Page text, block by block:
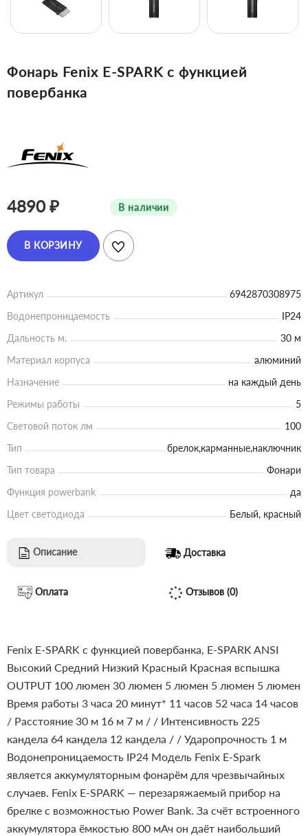
Фонарь Fenix E-SPARK с функцией
повербанка
4890 ₽ В наличии
В КОРЗИНУ
Артикул
6942870308975
Водонепроницаемость
IP24
Дальность м.
30 м
Материал корпуса
алюминий
Назначение
на каждый день
Режимы работы
5
Световой поток лм
100
Тип
брелок,карманные,наключник
Тип товара
Фонари
Функция powerbank
да
Цвет светодиода
Белый, красный
Описание Доставка
Оплата Отзывов (0)
Fenix E-SPARK с функцией повербанка, E-SPARK ANSI
Высокий Средний Низкий Красный Красная вспышка
OUTPUT 100 люмен 30 люмен 5 люмен 5 люмен 5 люмен
Время работы 3 часа 20 минут* 11 часов 52 часа 14 часов
/ Расстояние 30 м 16 м 7 м / / Интенсивность 225
кандела 64 кандела 12 кандела / / Ударопрочность 1 м
Водонепроницаемость IP24 Модель Fenix E-Spark
является аккумуляторным фонарём для чрезвычайных
случаев. Fenix E-SPARK — перезаряжаемый прибор на
брелке с возможностью Power Bank. За счёт встроенного
аккумулятора ёмкостью 800 мАч он даёт наибольший